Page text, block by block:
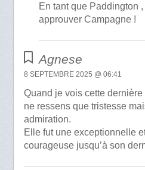
En tant que Paddington
approuver Campagne !
Agnese
8 SEPTEMBRE 2025 @ 06:41
Quand je vois cette
ne ressens que tristesse
admiration.
Elle fut une exceptionnelle
courageuse jusqu’à son